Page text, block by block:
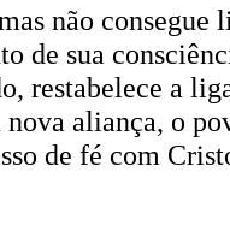
não
de sua
restabelece a
aliança, o
de fé com